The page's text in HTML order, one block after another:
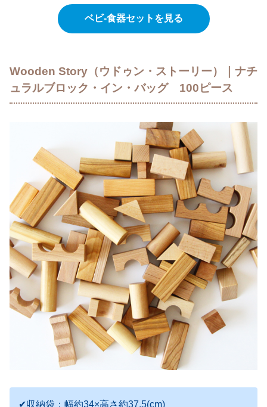
ベビ-食器セットを見る
Wooden Story（ウドゥン・ストーリー）｜ナチ
ュラルブロック・イン・バッグ 100ピース
✔収納袋：幅約34×高さ約37.5(cm)